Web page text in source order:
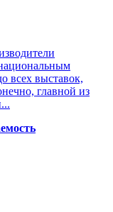
всех выставок,
главной из